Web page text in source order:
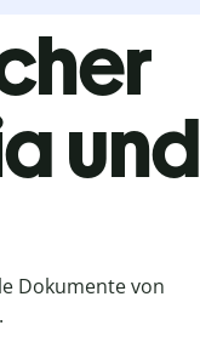
und
Dokumente von